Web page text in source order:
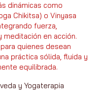
dinámicas como
Chikitsa) o Vinyasa
fuerza,
meditación en acción.
quienes desean
práctica sólida, fluida y
equilibrada.
y Yogaterapia